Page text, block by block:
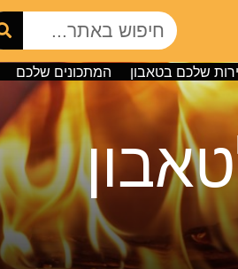
שלכם בטאבון המתכונים שלכם